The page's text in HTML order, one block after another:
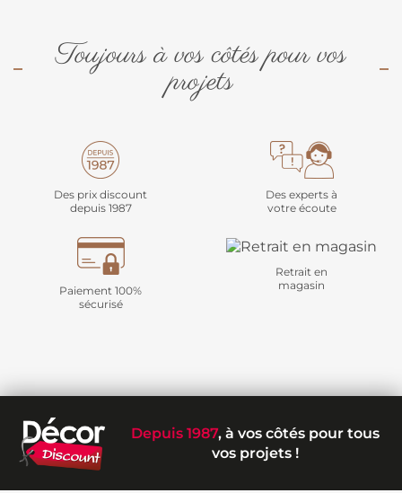
Toujours à vos côtés pour vos
projets
Des prix discount
depuis 1987
Des experts à
votre écoute
Paiement 100%
sécurisé
Retrait en
magasin
Depuis 1987, à vos côtés pour tous
vos projets !